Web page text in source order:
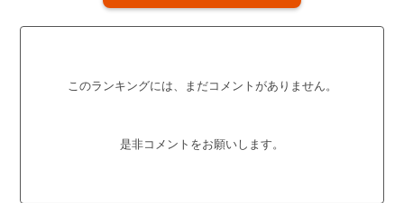
このランキングには、まだコメントがありません。
是非コメントをお願いします。